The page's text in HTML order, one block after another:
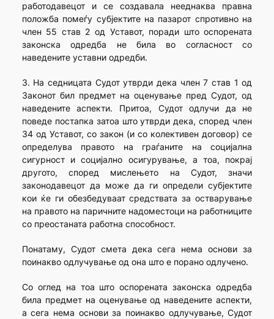
работодавецот и се создавала нееднаква правна
положба помеѓу субјектите на пазарот спротивно на
член 55 став 2 од Уставот, поради што оспорената
законска одредба не била во согласност со
наведените уставни одредби.
3. На седницата Судот утврди дека член 7 став 1 од
Законот бил предмет на оценување пред Судот, од
наведените аспекти. Притоа, Судот одлучи да не
поведе постапка затоа што утврди дека, според член
34 од Уставот, со закон (и со колективен договор) се
определува правото на граѓаните на социјална
сигурност и социјално осигурување, а тоа, покрај
другото, според мислењето на Судот, значи
законодавецот да може да ги определи субјектите
кои ќе ги обезбедуваат средствата за остварување
на правото на паричните надоместоци на работниците
со преостаната работна способност.
Понатаму, Судот смета дека сега нема основи за
поинакво одлучување од она што е порано одлучено.
Со оглед на тоа што оспорената законска одредба
била предмет на оценување од наведените аспекти,
а сега нема основи за поинакво одлучување, Судот